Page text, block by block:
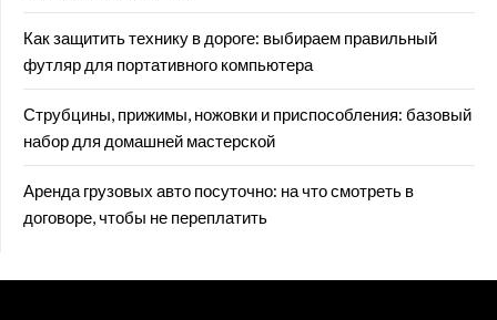
Как защитить технику в дороге: выбираем правильный
футляр для портативного компьютера
Струбцины, прижимы, ножовки и приспособления: базовый
набор для домашней мастерской
Аренда грузовых авто посуточно: на что смотреть в
договоре, чтобы не переплатить